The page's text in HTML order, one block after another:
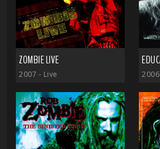
ZOMBIE LIVE
2007 - Live 2006